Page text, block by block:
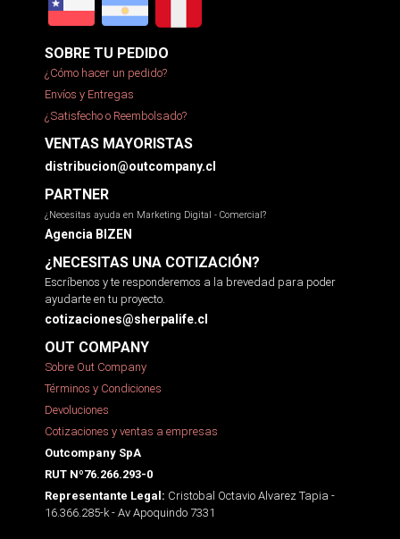
SOBRE TU PEDIDO
¿Cómo hacer un pedido?
Envíos y Entregas
¿Satisfecho o Reembolsado?
VENTAS MAYORISTAS
distribucion@outcompany.cl
PARTNER
¿Necesitas ayuda en Marketing Digital - Comercial?
Agencia BIZEN
¿NECESITAS UNA COTIZACIÓN?
Escríbenos y te responderemos a la brevedad para poder
ayudarte en tu proyecto.
cotizaciones@sherpalife.cl
OUT COMPANY
Sobre Out Company
Términos y Condiciones
Devoluciones
Cotizaciones y ventas a empresas
Outcompany SpA
RUT Nº76.266.293-0
Representante Legal: Cristobal Octavio Alvarez Tapia -
16.366.285-k - Av Apoquindo 7331